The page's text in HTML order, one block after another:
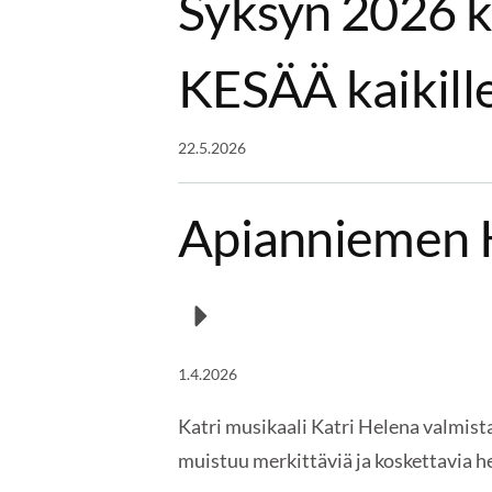
KESÄÄ
22.5.2026
Apianniemen
1.4.2026
Katri musikaali Katri Helena
muistuu merkittäviä ja koskettavia